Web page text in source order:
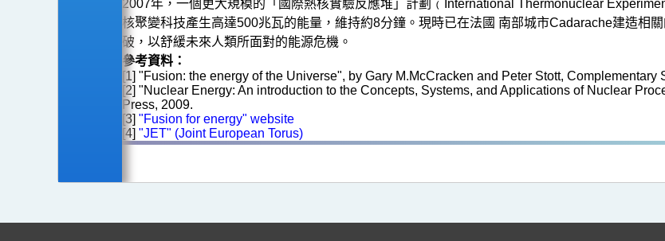
2007年，一個更大規模的「國際熱核實驗反應堆」計劃﹙International Thermonuclear
核聚變科技產生高達500兆瓦的能量，維持約8分鐘。現時已在法國 南部城市Cadarache建造相
破，以舒緩未來人類所面對的能源危機。
參考資料：
[1] "Fusion: the energy of the Universe", by Gary M.McCracken and Peter Stott,
[2] "Nuclear Energy: An introduction to the Concepts, Systems, and Applications of Nuclear
Press, 2009.
[3]"Fusion for energy" website
[4]"JET" (Joint European Torus)